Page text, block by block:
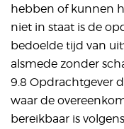
hebben of kunnen
niet in staat is de
bedoelde tijd van
alsmede zonder
9.8 Opdrachtgever
waar de
bereikbaar is